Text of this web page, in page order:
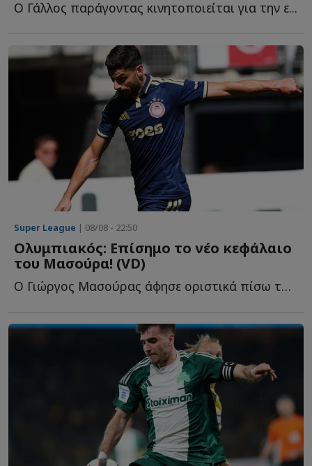
Ο Γάλλος παράγοντας κινητοποιείται για την ε...
Super League | 08/08 - 22:50
Ολυμπιακός: Επίσημο το νέο κεφάλαιο
του Μασούρα! (VD)
Ο Γιώργος Μασούρας άφησε οριστικά πίσω του το κεφάλαιο τ...